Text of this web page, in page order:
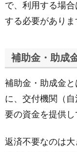
で、利用する場
する必要がありま
補助金・助成
補助金・助成金
に、交付機関（
要の資金を提供し
返済不要なのは